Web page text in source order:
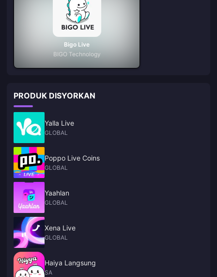
Bigo Live
BIGO Technology
PRODUK DISYORKAN
Yalla Live
GLOBAL
Poppo Live Coins
GLOBAL
Yaahlan
GLOBAL
Xena Live
GLOBAL
Haiya Langsung
SA